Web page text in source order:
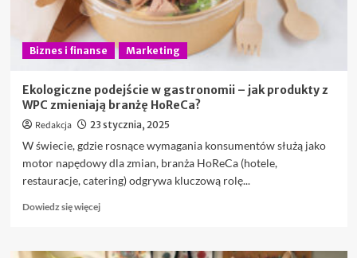
bezpieczeństwa
Biznes i finanse Marketing
Ekologiczne podejście w gastronomii – jak produkty z
WPC zmieniają branżę HoReCa?
Redakcja 23 stycznia, 2025
W świecie, gdzie rosnące wymagania konsumentów służą jako
motor napędowy dla zmian, branża HoReCa (hotele,
restauracje, catering) odgrywa kluczową rolę...
Dowiedz się więcejDowiedz
o